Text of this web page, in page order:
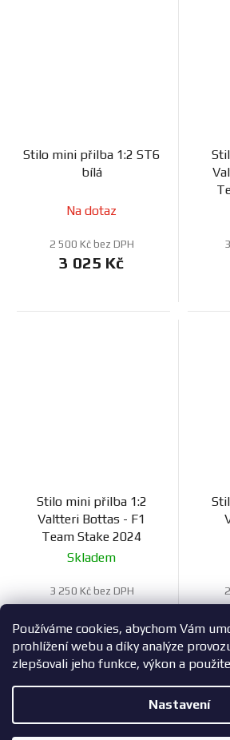
Používáme cookies, abychom Vám
prohlížení webu a díky analýze
zlepšovali jeho funkce, výkon a
Nastavení
Stilo mini přilba 1:2 ST6
bílá
Na dotaz
2 500 Kč bez DPH
3 025 Kč
Stilo mini přilba 1:2
Valtteri Bottas - F1
Team Stake 2024
Skladem
3 250 Kč bez DPH
3 933 Kč
O
v
l
16položek